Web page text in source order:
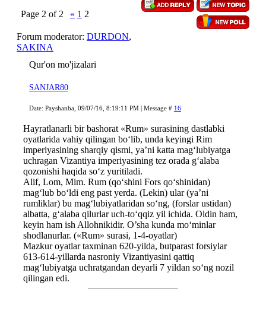
Page 2 of 2 « 1 2
Forum moderator: DURDON,
SAKINA
Qur'on mo'jizalari
SANJAR80
Date: Payshanba, 09/07/16, 8:19:11 PM | Message # 16
Hayratlanarli bir bashorat «Rum» surasining dastlabki
oyatlarida vahiy qilingan bo‘lib, unda keyingi Rim
imperiyasining sharqiy qismi, ya’ni katta mag‘lubiyatga
uchragan Vizantiya imperiyasining tez orada g‘alaba
qozonishi haqida so‘z yuritiladi.
Alif, Lom, Mim. Rum (qo‘shini Fors qo‘shinidan)
mag‘lub bo‘ldi eng past yerda. (Lekin) ular (ya’ni
rumliklar) bu mag‘lubiyatlaridan so‘ng, (forslar ustidan)
albatta, g‘alaba qilurlar uch-to‘qqiz yil ichida. Oldin ham,
keyin ham ish Allohnikidir. O’sha kunda mo‘minlar
shodlanurlar. («Rum» surasi, 1-4-oyatlar)
Mazkur oyatlar taxminan 620-yilda, butparast forsiylar
613-614-yillarda nasroniy Vizantiyasini qattiq
mag‘lubiyatga uchratgandan deyarli 7 yildan so‘ng nozil
qilingan edi.